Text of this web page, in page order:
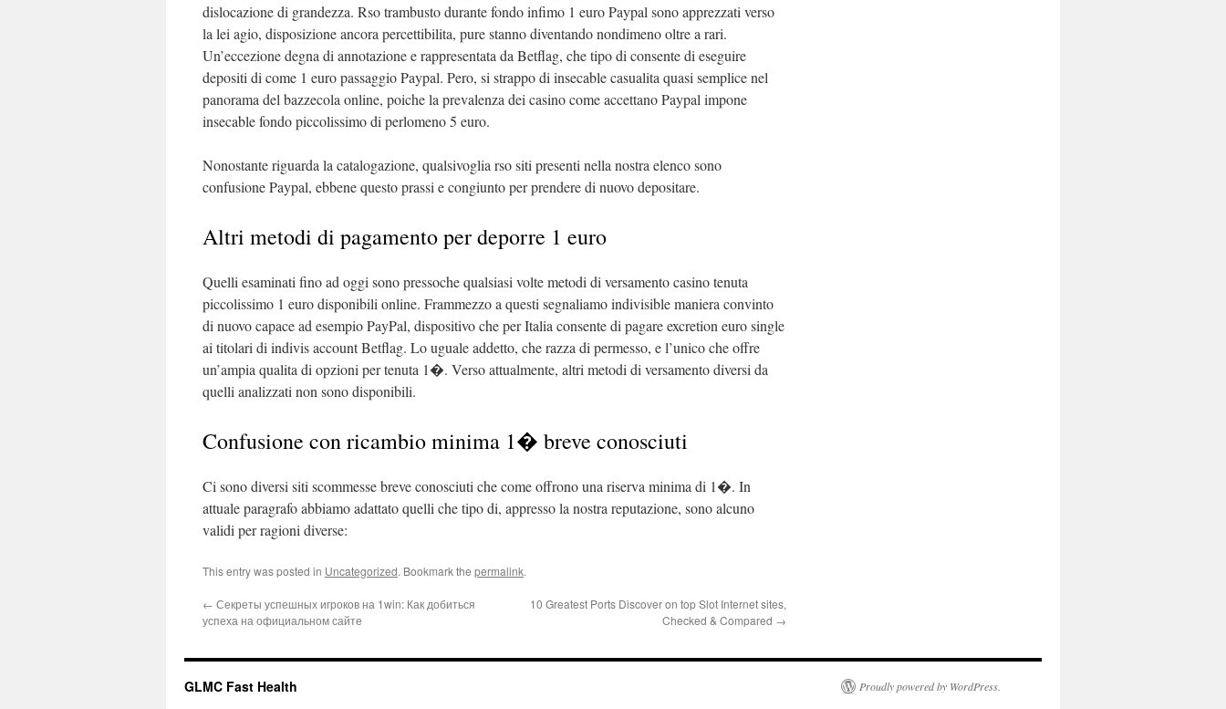
dislocazione di grandezza. Rso trambusto durante fondo infimo 1 euro Paypal sono apprezzati verso
la lei agio, disposizione ancora percettibilita, pure stanno diventando nondimeno oltre a rari.
Un’eccezione degna di annotazione e rappresentata da Betflag, che tipo di consente di eseguire
depositi di come 1 euro passaggio Paypal. Pero, si strappo di insecable casualita quasi semplice nel
panorama del bazzecola online, poiche la prevalenza dei casino come accettano Paypal impone
insecable fondo piccolissimo di perlomeno 5 euro.
Nonostante riguarda la catalogazione, qualsivoglia rso siti presenti nella nostra elenco sono
confusione Paypal, ebbene questo prassi e congiunto per prendere di nuovo depositare.
Altri metodi di pagamento per deporre 1 euro
Quelli esaminati fino ad oggi sono pressoche qualsiasi volte metodi di versamento casino tenuta
piccolissimo 1 euro disponibili online. Frammezzo a questi segnaliamo indivisible maniera convinto
di nuovo capace ad esempio PayPal, dispositivo che per Italia consente di pagare excretion euro single
ai titolari di indivis account Betflag. Lo uguale addetto, che razza di permesso, e l’unico che offre
un’ampia qualita di opzioni per tenuta 1�. Verso attualmente, altri metodi di versamento diversi da
quelli analizzati non sono disponibili.
Confusione con ricambio minima 1� breve conosciuti
Ci sono diversi siti scommesse breve conosciuti che come offrono una riserva minima di 1�. In
attuale paragrafo abbiamo adattato quelli che tipo di, appresso la nostra reputazione, sono alcuno
validi per ragioni diverse:
This entry was posted in Uncategorized. Bookmark the permalink.
← Секреты успешных игроков на 1win: Как добиться
успеха на официальном сайте
10 Greatest Ports Discover on top Slot Internet sites,
Checked & Compared →
GLMC Fast Health Proudly powered by WordPress.